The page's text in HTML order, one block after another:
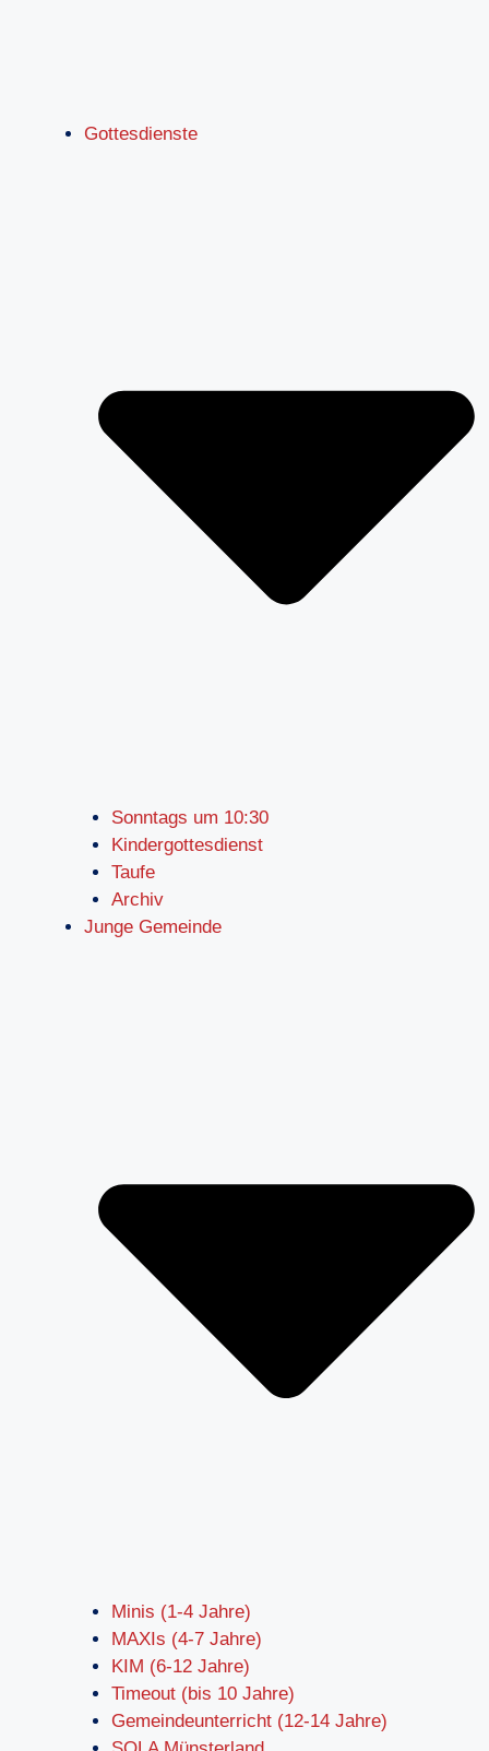
Gottesdienste
Sonntags um 10:30
Kindergottesdienst
Taufe
Archiv
Junge Gemeinde
Minis (1-4 Jahre)
MAXIs (4-7 Jahre)
KIM (6-12 Jahre)
Timeout (bis 10 Jahre)
Gemeindeunterricht (12-14 Jahre)